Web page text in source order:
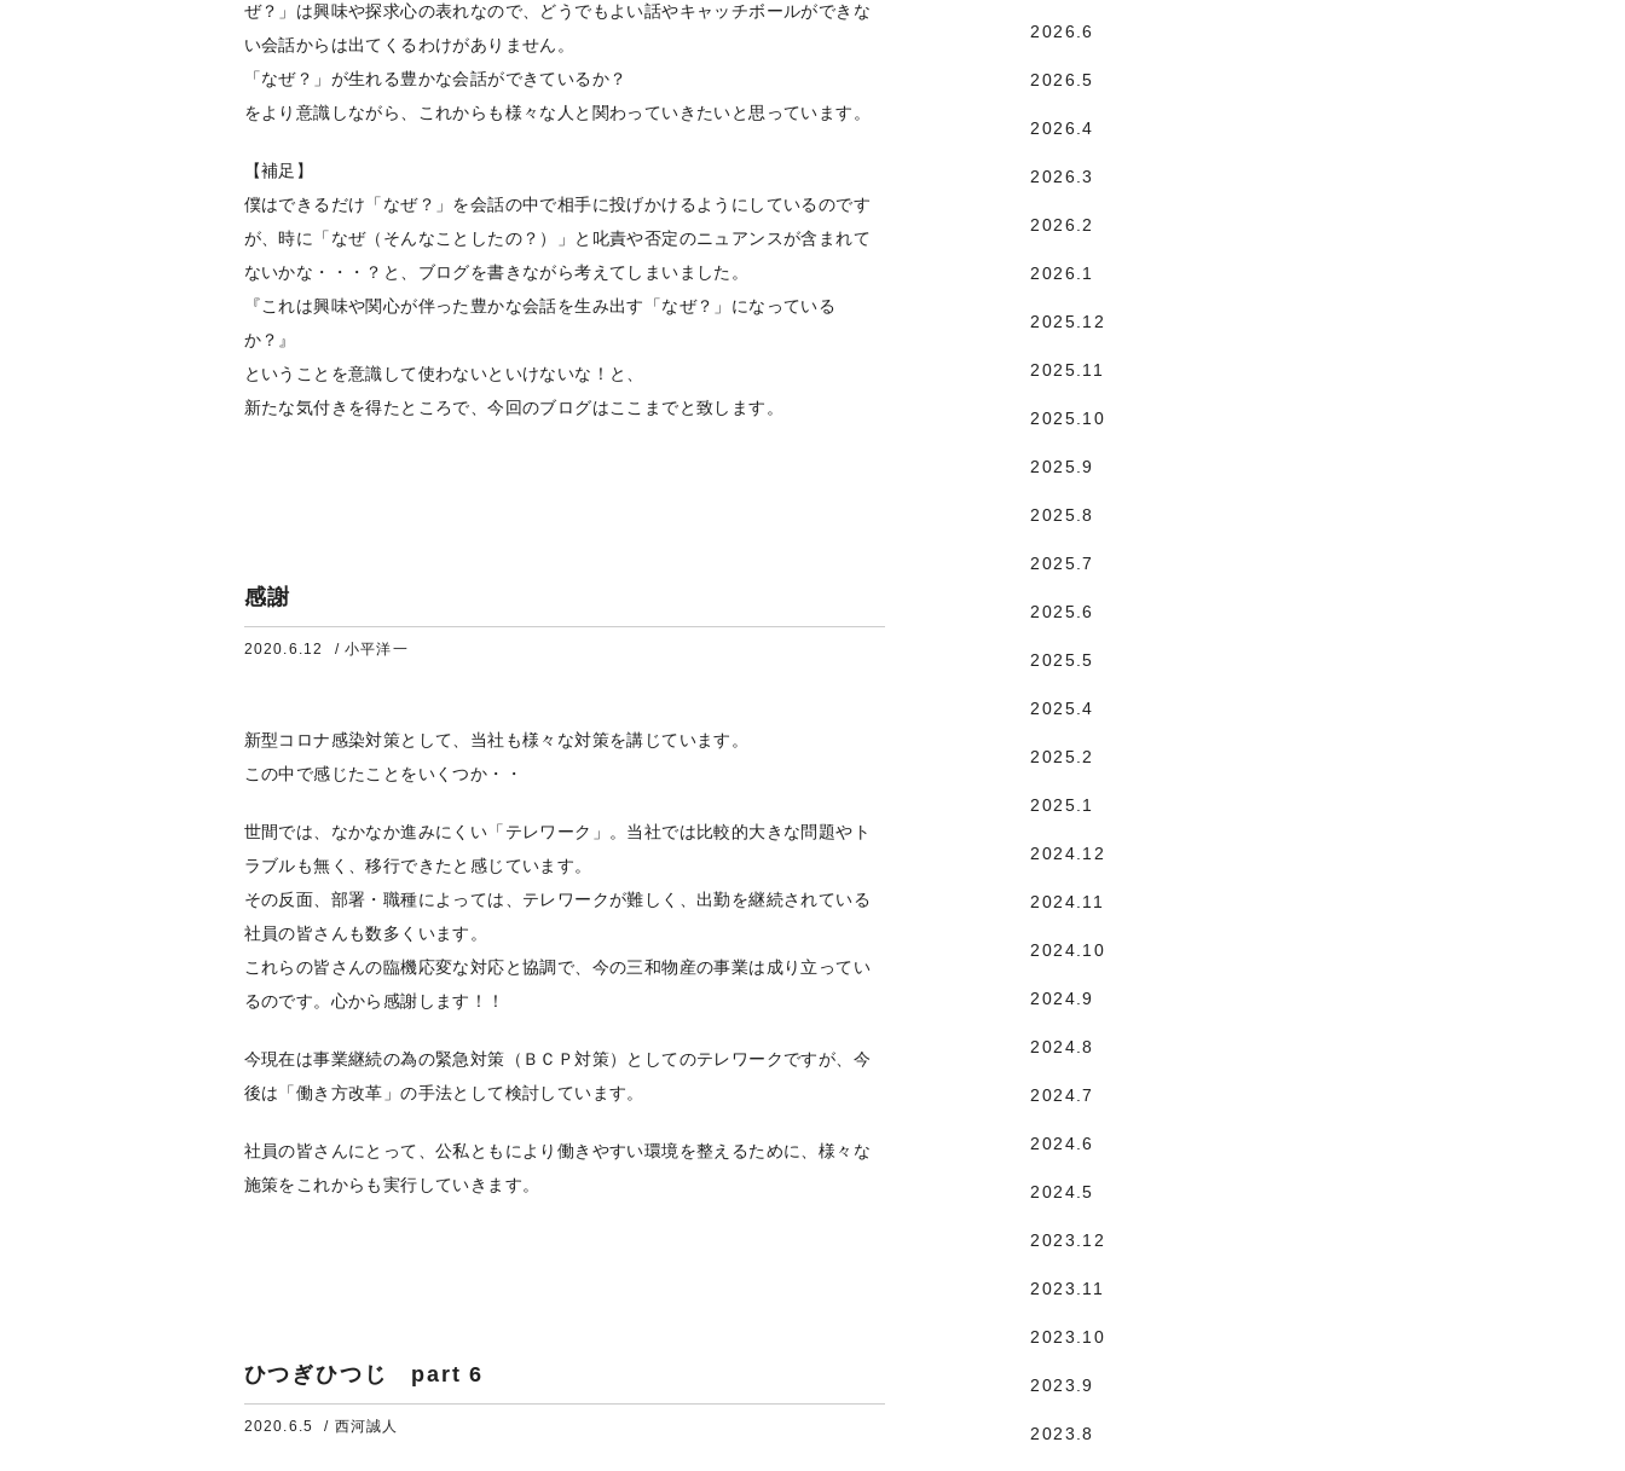
ぜ？」は興味や探求心の表れなので、どうでもよい話やキャッチボールができな
い会話からは出てくるわけがありません。
「なぜ？」が生れる豊かな会話ができているか？
をより意識しながら、これからも様々な人と関わっていきたいと思っています。
【補足】
僕はできるだけ「なぜ？」を会話の中で相手に投げかけるようにしているのです
が、時に「なぜ（そんなことしたの？）」と叱責や否定のニュアンスが含まれて
ないかな・・・？と、ブログを書きながら考えてしまいました。
『これは興味や関心が伴った豊かな会話を生み出す「なぜ？」になっている
か？』
ということを意識して使わないといけないな！と、
新たな気付きを得たところで、今回のブログはここまでと致します。
感謝
2020.6.12 / 小平洋一
新型コロナ感染対策として、当社も様々な対策を講じています。
この中で感じたことをいくつか・・
世間では、なかなか進みにくい「テレワーク」。当社では比較的大きな問題やト
ラブルも無く、移行できたと感じています。
その反面、部署・職種によっては、テレワークが難しく、出勤を継続されている
社員の皆さんも数多くいます。
これらの皆さんの臨機応変な対応と協調で、今の三和物産の事業は成り立ってい
るのです。心から感謝します！！
今現在は事業継続の為の緊急対策（ＢＣＰ対策）としてのテレワークですが、今
後は「働き方改革」の手法として検討しています。
社員の皆さんにとって、公私ともにより働きやすい環境を整えるために、様々な
施策をこれからも実行していきます。
ひつぎひつじ part 6
2020.6.5 / 西河誠人
2026.6
2026.5
2026.4
2026.3
2026.2
2026.1
2025.12
2025.11
2025.10
2025.9
2025.8
2025.7
2025.6
2025.5
2025.4
2025.2
2025.1
2024.12
2024.11
2024.10
2024.9
2024.8
2024.7
2024.6
2024.5
2023.12
2023.11
2023.10
2023.9
2023.8